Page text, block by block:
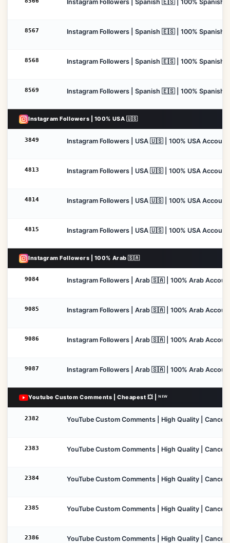
Instagram Followers | Spanish 🇪🇸 | 100% Spanish
8567 Instagram Followers | Spanish 🇪🇸 | 100% Spanish
8568 Instagram Followers | Spanish 🇪🇸 | 100% Spanish
8569 Instagram Followers | Spanish 🇪🇸 | 100% Spanish
Instagram Followers | 100% USA 🇺🇸
3849 Instagram Followers | USA 🇺🇸 | 100% USA
4813 Instagram Followers | USA 🇺🇸 | 100% USA
4814 Instagram Followers | USA 🇺🇸 | 100% USA
4815 Instagram Followers | USA 🇺🇸 | 100% USA
Instagram Followers | 100% Arab 🇸🇦
9084 Instagram Followers | Arab 🇸🇦 | 100% Arab
9085 Instagram Followers | Arab 🇸🇦 | 100% Arab
9086 Instagram Followers | Arab 🇸🇦 | 100% Arab
9087 Instagram Followers | Arab 🇸🇦 | 100% Arab
Youtube Custom Comments | Cheapest 💥 | ᴺᴱᵂ
2382 YouTube Custom Comments | High Quality |
2383 YouTube Custom Comments | High Quality |
2384 YouTube Custom Comments | High Quality |
2385 YouTube Custom Comments | High Quality |
2386 YouTube Custom Comments | High Quality |